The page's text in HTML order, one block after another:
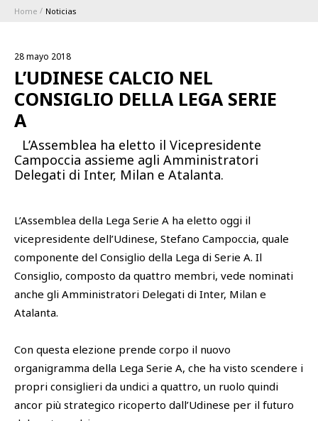
1896 MEMBERSHIP PROGRAM
TEMPORADA
Serie A
Calendari e Risultati
Classifiche
CLUB
Cattedra Universidad Europea
Esports
MEETING CENTER
PATROCINADORES
SHOP
PHOTOGALLERY
Home Noticias
28 mayo 2018
L’UDINESE CALCIO NEL
CONSIGLIO DELLA LEGA SERIE
A
L’Assemblea ha eletto il Vicepresidente
Campoccia assieme agli Amministratori
Delegati di Inter, Milan e Atalanta.
L’Assemblea della Lega Serie A ha eletto oggi il
vicepresidente dell’Udinese, Stefano Campoccia, quale
componente del Consiglio della Lega di Serie A. Il
Consiglio, composto da quattro membri, vede nominati
anche gli Amministratori Delegati di Inter, Milan e
Atalanta.
Con questa elezione prende corpo il nuovo
organigramma della Lega Serie A, che ha visto scendere i
propri consiglieri da undici a quattro, un ruolo quindi
ancor più strategico ricoperto dall’Udinese per il futuro